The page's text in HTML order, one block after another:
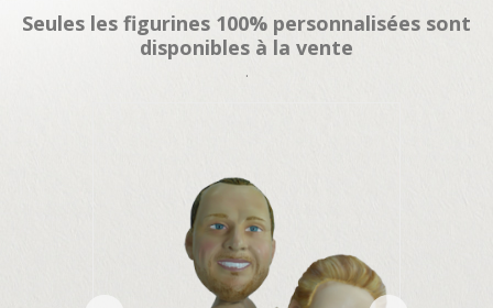
Seules les figurines 100% personnalisées sont
disponibles à la vente
.